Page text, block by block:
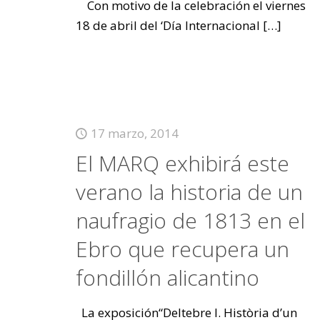
Con motivo de la celebración el viernes
18 de abril del ‘Día Internacional […]
17 marzo, 2014
El MARQ exhibirá este
verano la historia de un
naufragio de 1813 en el
Ebro que recupera un
fondillón alicantino
La exposición“Deltebre I. Història d’un